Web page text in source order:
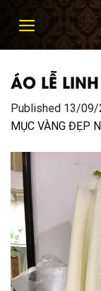
ÁO LỄ
Published 13/09/
MỤC VÀNG ĐẸP